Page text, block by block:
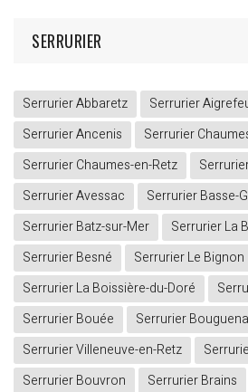
SERRURIER
Serrurier Abbaretz
Serrurier
Serrurier Ancenis
Serrurier
Serrurier Chaumes-en-Retz
Serrurier Avessac
Serrurier Basse-
Serrurier Batz-sur-Mer
Serrurier La
Serrurier Besné
Serrurier Le Bignon
Serrurier La Boissière-du-Doré
Serrurier Bouée
Serrurier
Serrurier Villeneuve-en-Retz
Serrurier Bouvron
Serrurier Brains